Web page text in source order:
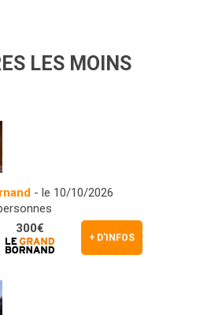
LES MOINS
- le 10/10/2026
+ D'INFOS
300€